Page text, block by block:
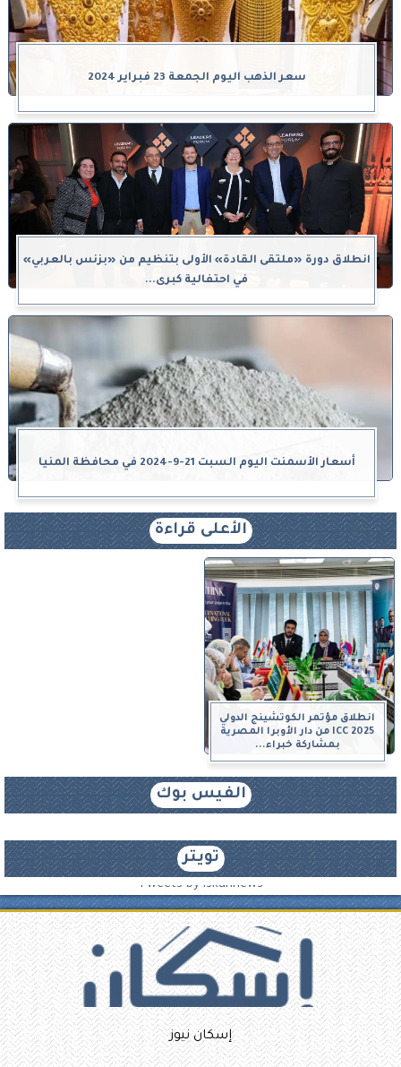
سعر الذهب اليوم الجمعة 23 فبراير 2024
انطلاق دورة «ملتقى القادة» الأولى بتنظيم من «بزنس بالعربي»
في احتفالية كبرى...
أسعار الأسمنت اليوم السبت 21-9-2024 في محافظة المنيا
الأعلى قراءة
انطلاق مؤتمر الكوتشينج الدولي
ICC 2025 من دار الأوبرا المصرية
بمشاركة خبراء...
الفيس بوك
تويتر
Tweets by iskannews
إسكان نيوز